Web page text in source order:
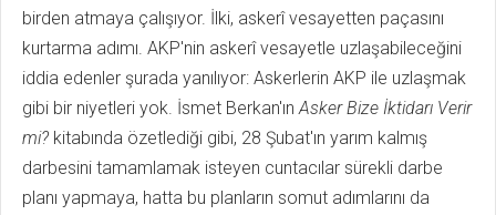
birden atmaya çalışıyor. İlki, askerî vesayetten paçasını
kurtarma adımı. AKP'nin askerî vesayetle uzlaşabileceğini
iddia edenler şurada yanılıyor: Askerlerin AKP ile uzlaşmak
gibi bir niyetleri yok. İsmet Berkan'ınAsker Bize İktidarı Verir
mi? kitabında özetlediği gibi, 28 Şubat'ın yarım kalmış
darbesini tamamlamak isteyen cuntacılar sürekli darbe
planı yapmaya, hatta bu planların somut adımlarını da